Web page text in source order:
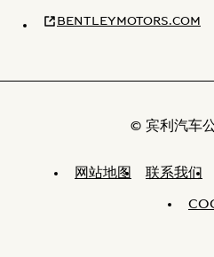
BENTLEYMOTORS.COM
© 宾利汽车
网站地图 联系我们